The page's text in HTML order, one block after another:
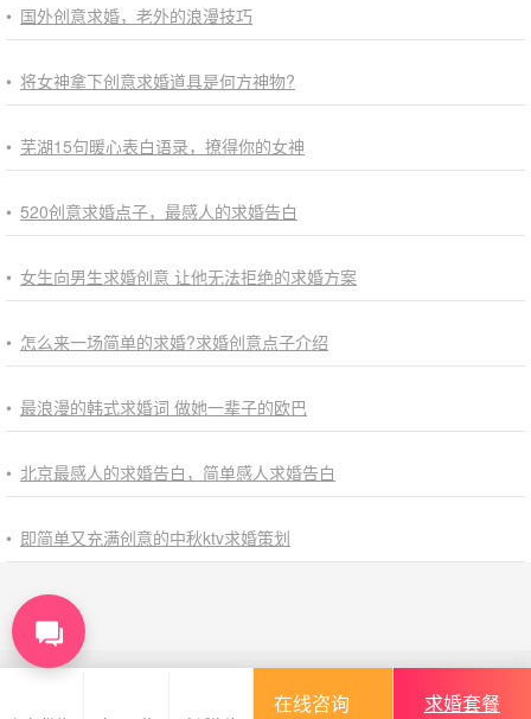
• 国外创意求婚，老外的浪漫技巧
• 将女神拿下创意求婚道具是何方神物?
• 芜湖15句暖心表白语录，撩得你的女神
• 520创意求婚点子，最感人的求婚告白
• 女生向男生求婚创意 让他无法拒绝的求婚方案
• 怎么来一场简单的求婚?求婚创意点子介绍
• 最浪漫的韩式求婚词 做她一辈子的欧巴
• 北京最感人的求婚告白，简单感人求婚告白
• 即简单又充满创意的中秋ktv求婚策划
在线咨询 求婚套餐